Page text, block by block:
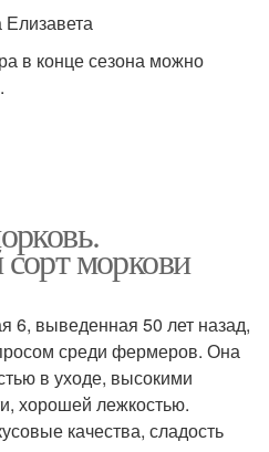
в конце сезона можно
моркови
6, выведенная 50 лет назад,
среди фермеров. Она
в уходе, высокими
хорошей лежкостью.
качества, сладость